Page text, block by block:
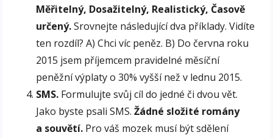
Měřitelný, Dosažitelný, Realistický, Časově
určený.Srovnejte následující dva příklady. Vidíte
ten rozdíl? A) Chci víc peněz. B) Do června roku
2015 jsem příjemcem pravidelné měsíční
peněžní výplaty o 30% vyšší než v lednu 2015.
SMS. Formulujte svůj cíl do jedné či dvou vět.
Jako byste psali SMS.Žádné složité romány
a souvětí. Pro váš mozek musí být sdělení